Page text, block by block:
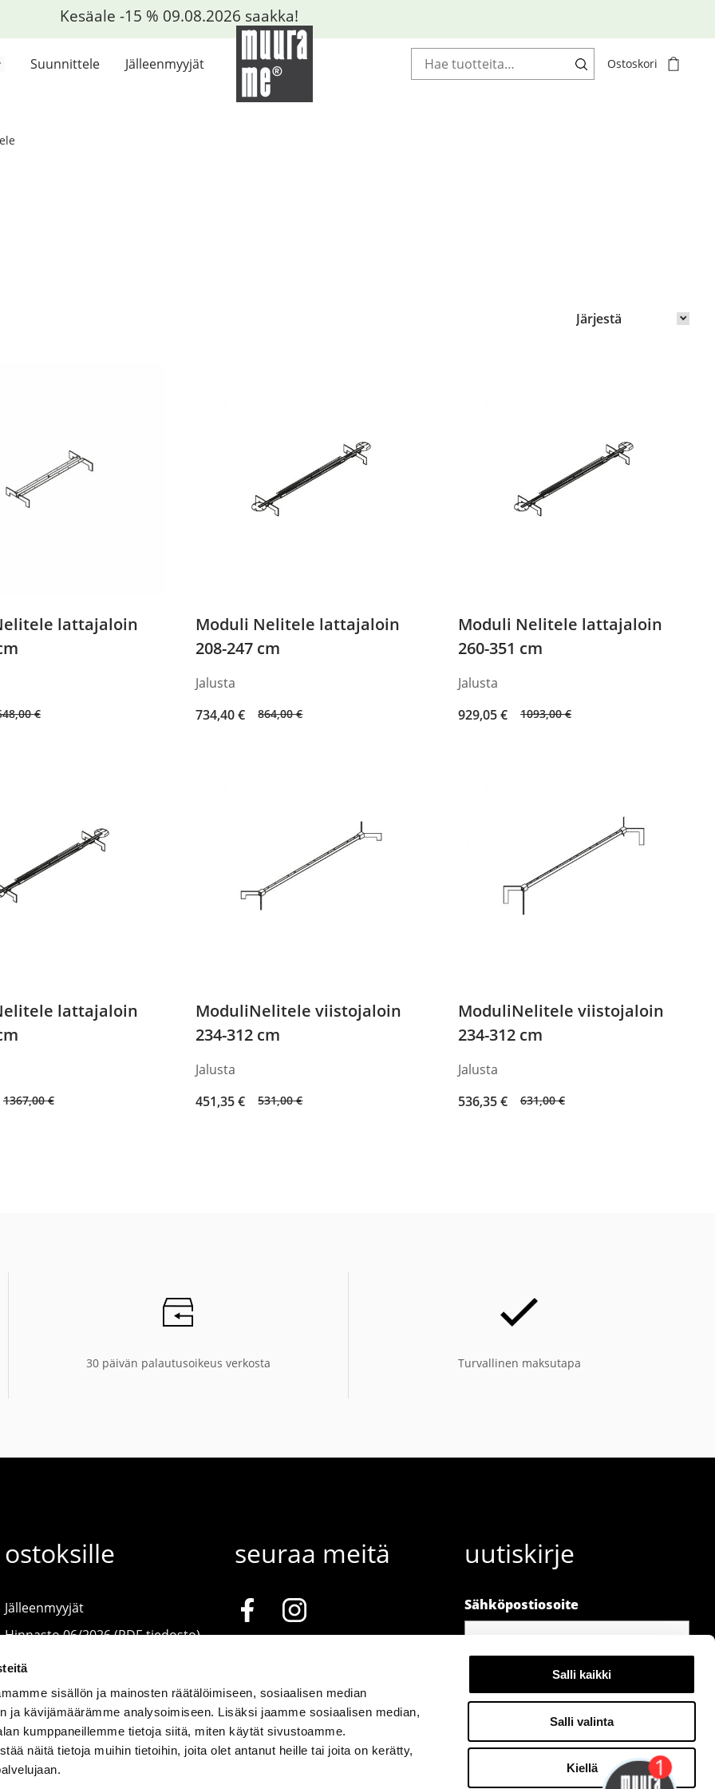
sisällön ja mainosten räätälöimiseen, sosiaalisen median
ja kävijämäärämme analysoimiseen. Lisäksi jaamme sosiaalisen median,
kumppaneillemme tietoja siitä, miten käytät sivustoamme.
näitä tietoja muihin tietoihin, joita olet antanut heille tai joita on kerätty,
Salli kaikki
Salli valinta
Kiellä
Hei👋 - kysy minulta kalusteista!
Suunnittele Jälleenmyyjät Haku: Ostoskori
lattajaloin
€
Moduli Nelitele lattajaloin
208-247 cm
Jalusta
864,00€
Original
734,40€
Current
Moduli Nelitele lattajaloin
260-351 cm
Jalusta
1093,00€
Original
929,05€
Current
lattajaloin
1367,00€
ModuliNelitele viistojaloin
234-312 cm
Jalusta
531,00€
Original
451,35€
Current
ModuliNelitele viistojaloin
234-312 cm
Jalusta
631,00€
Original
536,35€
Current
30 päivän palautusoikeus verkosta Turvallinen maksutapa
ostoksille
Jälleenmyyjät
Hinnasto 06/2026 (PDF-tiedosto)
seuraa meitä uutiskirje
Sähköpostiosoite
Kesäale -15 % 09.08.2026 saakka!